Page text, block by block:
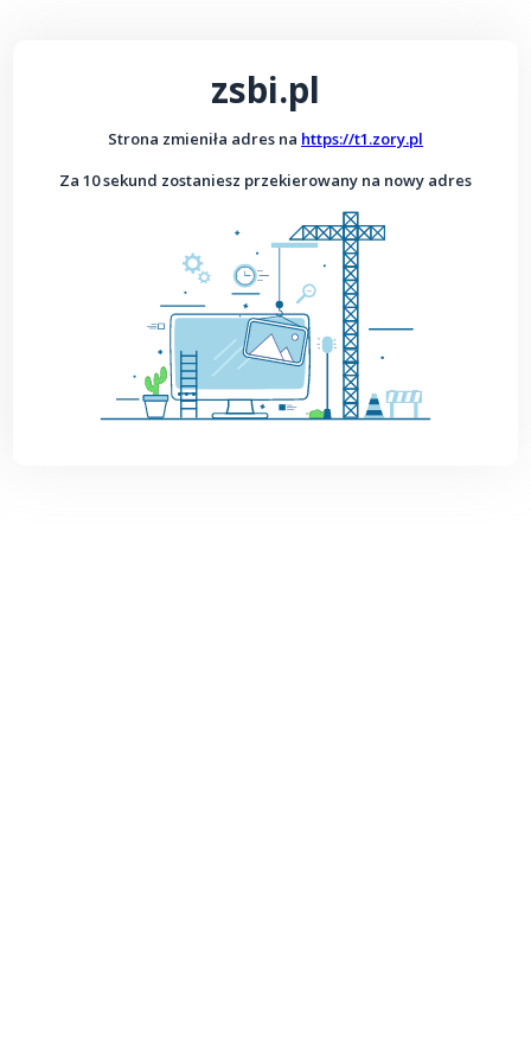
zsbi.pl
Strona zmieniła adres na https://t1.zory.pl
Za 10 sekund zostaniesz przekierowany na nowy adres